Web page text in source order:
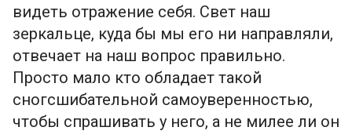
видеть отражение себя. Свет наш
зеркальце, куда бы мы его ни направляли,
отвечает на наш вопрос правильно.
Просто мало кто обладает такой
сногсшибательной самоуверенностью,
чтобы спрашивать у него, а не милее ли он